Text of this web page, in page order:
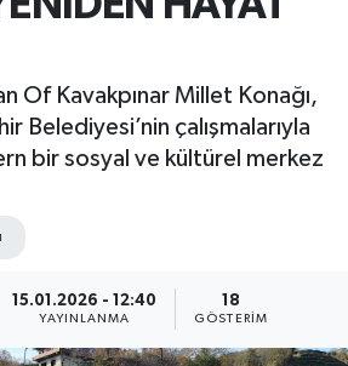
Of Kavakpınar Millet Konağı,
Belediyesi’nin çalışmalarıyla
bir sosyal ve kültürel merkez
15.01.2026 - 12:40
YAYINLANMA
18
GÖSTERIM